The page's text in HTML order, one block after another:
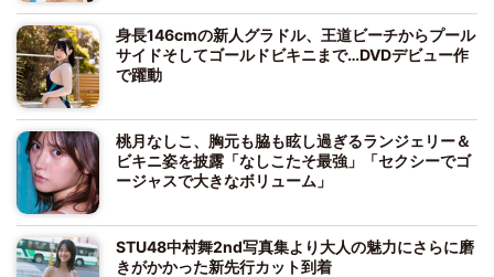
身長146cmの新人グラドル、王道ビーチからプール
サイドそしてゴールドビキニまで…DVDデビュー作
で躍動
桃月なしこ、胸元も脇も眩し過ぎるランジェリー＆
ビキニ姿を披露「なしこたそ最強」「セクシーでゴ
ージャスで大きなボリューム」
STU48中村舞2nd写真集より大人の魅力にさらに磨
きがかかった新先行カット到着